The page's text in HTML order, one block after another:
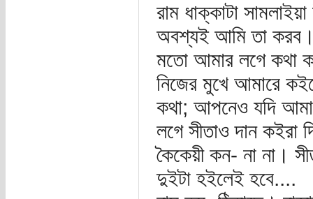
রাম ধাক্কাটা
অবশ্যই আমি তা
মতো আমার লগে কথা
নিজের মুখে আমারে
কথা; আপনেও যদি
লগে সীতাও দান কইরা
কৈকেয়ী কন- না না।
দুইটা হইলেই হবে....